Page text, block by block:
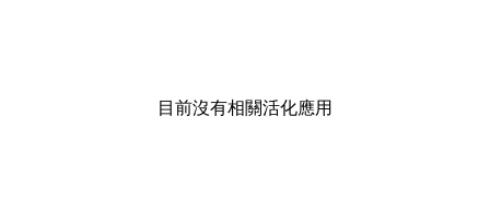
目前沒有相關活化應用